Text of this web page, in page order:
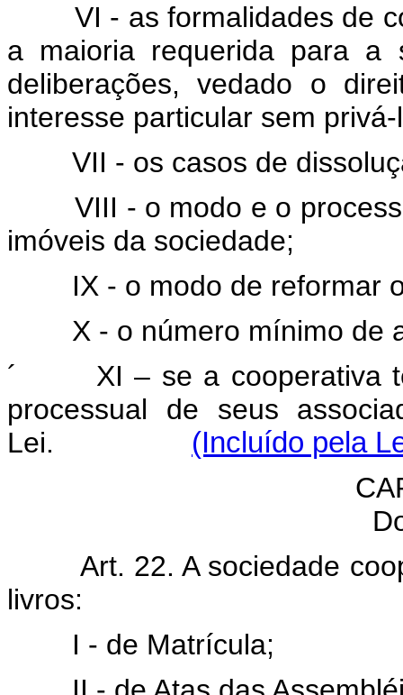
VI - as formalidades de
a maioria requerida para a
deliberações, vedado o
interesse particular sem
VII - os casos de
VIII - o modo e o
imóveis da sociedade;
IX - o modo de reformar
X - o número mínimo de
´ XI – se a cooperativa
processual de seus
Lei.
(Incluído pela
Art. 22. A sociedade
livros:
I - de Matrícula;